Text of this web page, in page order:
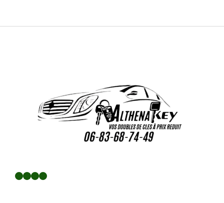
Facebook LinkedIn Twitter YouTube